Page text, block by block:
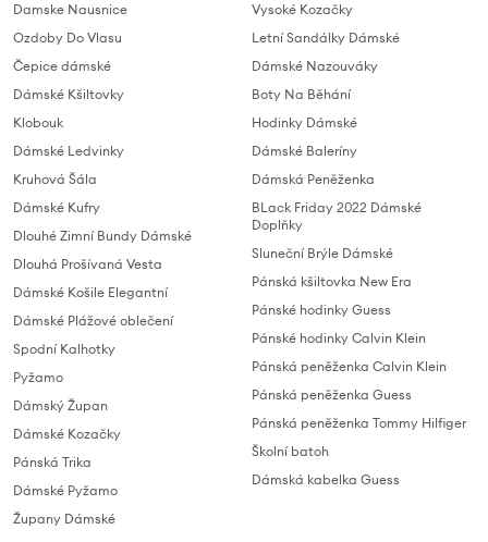
Damske Nausnice
Ozdoby Do Vlasu
Čepice dámské
Dámské Kšiltovky
Klobouk
Dámské Ledvinky
Kruhová Šála
Dámské Kufry
Dlouhé Zimní Bundy Dámské
Dlouhá Prošívaná Vesta
Dámské Košile Elegantní
Dámské Plážové oblečení
Spodní Kalhotky
Pyžamo
Dámský Župan
Dámské Kozačky
Pánská Trika
Dámské Pyžamo
Župany Dámské
Vysoké Kozačky
Letní Sandálky Dámské
Dámské Nazouváky
Boty Na Běhání
Hodinky Dámské
Dámské Baleríny
Dámská Peněženka
BLack Friday 2022 Dámské
Doplňky
Sluneční Brýle Dámské
Pánská kšiltovka New Era
Pánské hodinky Guess
Pánské hodinky Calvin Klein
Pánská peněženka Calvin Klein
Pánská peněženka Guess
Pánská peněženka Tommy Hilfiger
Školní batoh
Dámská kabelka Guess